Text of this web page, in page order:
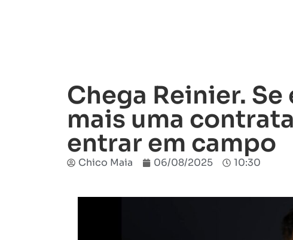
Chega Reinier.
mais uma
entrar em campo
Chico Maia 06/08/2025 10:30